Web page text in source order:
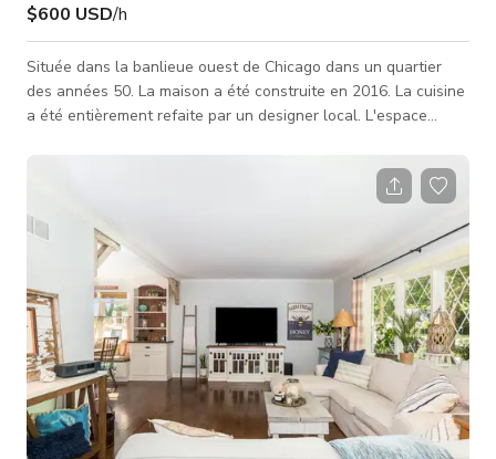
$600 USD/h
Située dans la banlieue ouest de Chicago dans un quartier
des années 50. La maison a été construite en 2016. La cuisine
a été entièrement refaite par un designer local. L'espace